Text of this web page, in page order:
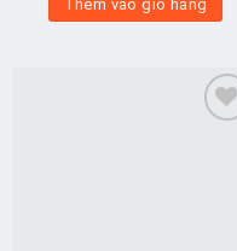
Thêm vào giỏ hàng